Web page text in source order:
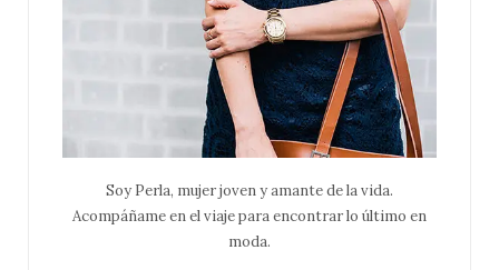
Soy Perla, mujer joven y amante de la vida.
Acompáñame en el viaje para encontrar lo último en
moda.